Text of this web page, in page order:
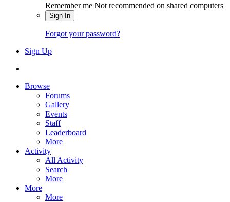
Remember me Not recommended on shared computers
Sign In
Forgot your password?
Sign Up
Browse
Forums
Gallery
Events
Staff
Leaderboard
More
Activity
All Activity
Search
More
More
More